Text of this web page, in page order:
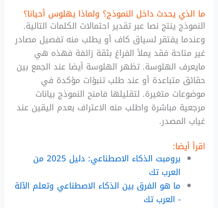
ما الذي يحدث داخل النموذج؟ ولماذا يهلوس أحيانا؟
النموذج ينتج نصا عبر تقدير احتمالات الكلمات التالية.
وعندما يفتقر لسياق كاف أو يطلب منه تفصيل مصادر
غير متاحة فقد يملأ الفراغ بثقة زائفة فهذه هي
مايعرف الهلوسة. تظهر الهلوسة أيضا عند الجمع بين
حقائق متباعدة أو عند طلب تنبؤات مؤكدة في
موضوعات متغيرة. لتقليلها فامنح النموذج بيانات
مرجعية مباشرة واطلب منه الاعتراف بعدم اليقين عند
غياب المصدر.
اقرأ أيضا:
برومبت الذكاء الاصطناعي: دليل 2025 من
العرب تك
ما هو الفرق بين الذكاء الاصطناعي وتعلم الآلة
- العرب تك